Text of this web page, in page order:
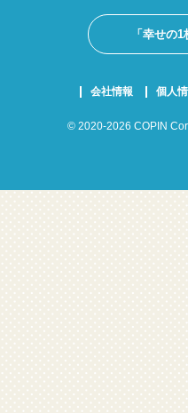
「幸せの
会社情報 個人
© 2020-2026 COPIN